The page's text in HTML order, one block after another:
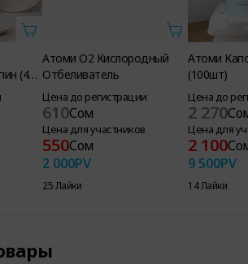
(4
Атоми О2 Кислородный
Отбеливатель
Цена до регистрации
610Сом
Цена для участников
550Сом
2 000PV
25 Лайки
Атоми
(100шт)
Цена до
2 270
Цена для
2 100
9 500PV
14 Лайки